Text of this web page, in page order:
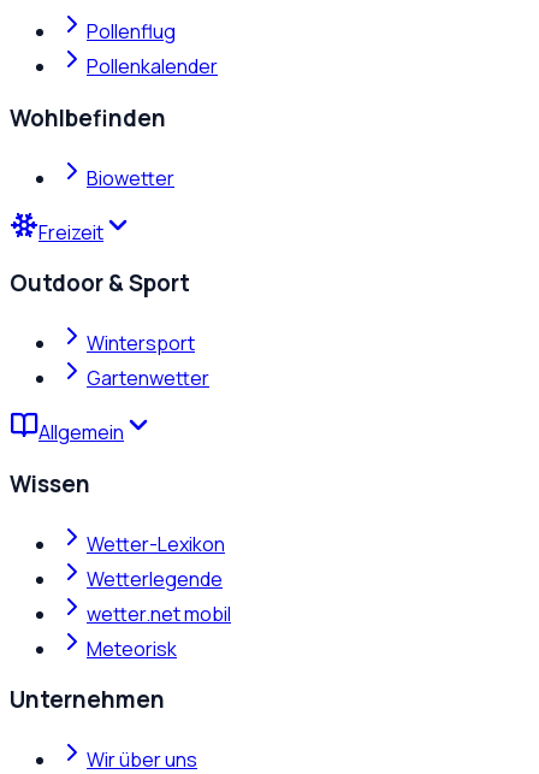
Pollenflug
Pollenkalender
Wohlbefinden
Biowetter
Freizeit
Outdoor & Sport
Wintersport
Gartenwetter
Allgemein
Wissen
Wetter-Lexikon
Wetterlegende
wetter.net mobil
Meteorisk
Unternehmen
Wir über uns